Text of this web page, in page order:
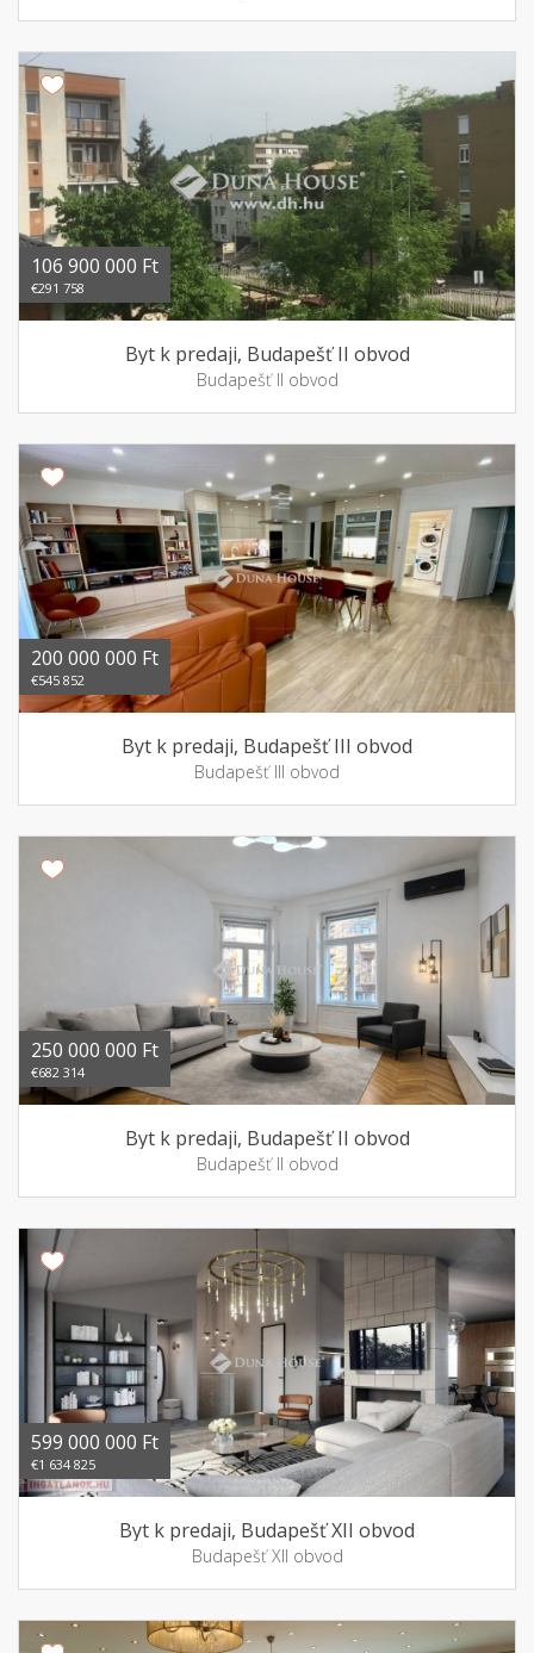
106 900 000 Ft
€291 758
Byt k predaji, Budapešť II obvod
Budapešť II obvod
200 000 000 Ft
€545 852
Byt k predaji, Budapešť III obvod
Budapešť III obvod
250 000 000 Ft
€682 314
Byt k predaji, Budapešť II obvod
Budapešť II obvod
599 000 000 Ft
€1 634 825
Byt k predaji, Budapešť XII obvod
Budapešť XII obvod